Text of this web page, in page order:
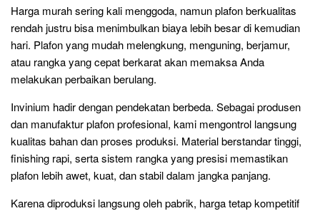
Harga murah sering kali menggoda, namun plafon berkualitas
rendah justru bisa menimbulkan biaya lebih besar di kemudian
hari. Plafon yang mudah melengkung, menguning, berjamur,
atau rangka yang cepat berkarat akan memaksa Anda
melakukan perbaikan berulang.
Invinium hadir dengan pendekatan berbeda. Sebagai produsen
dan manufaktur plafon profesional, kami mengontrol langsung
kualitas bahan dan proses produksi. Material berstandar tinggi,
finishing rapi, serta sistem rangka yang presisi memastikan
plafon lebih awet, kuat, dan stabil dalam jangka panjang.
Karena diproduksi langsung oleh pabrik, harga tetap kompetitif